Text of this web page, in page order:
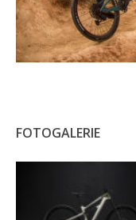
FOTOGALERIE